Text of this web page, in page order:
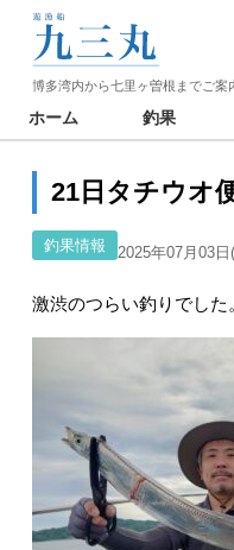
博多湾内から七里ヶ曽根までご案
ホーム 釣果
21日タチウオ
釣果情報 2025年07月03
激渋のつらい釣りでした